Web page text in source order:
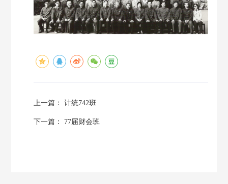
上一篇： 计统742班
下一篇： 77届财会班